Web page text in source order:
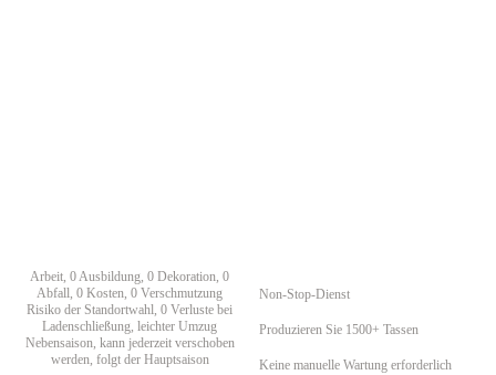
Arbeit, 0 Ausbildung, 0 Dekoration, 0
Abfall, 0 Kosten, 0 Verschmutzung
Risiko der Standortwahl, 0 Verluste bei
Ladenschließung, leichter Umzug
Nebensaison, kann jederzeit verschoben
werden, folgt der Hauptsaison
Non-Stop-Dienst
Produzieren Sie 1500+ Tassen
Keine manuelle Wartung erforderlich